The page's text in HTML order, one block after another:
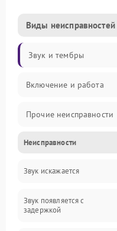
Виды неисправностей
Звук и тембры
Включение и работа
Прочие неисправности
Управление и
Клавиатура
Подключения и
Неисправности
Звук искажается
Звук появляется с
задержкой